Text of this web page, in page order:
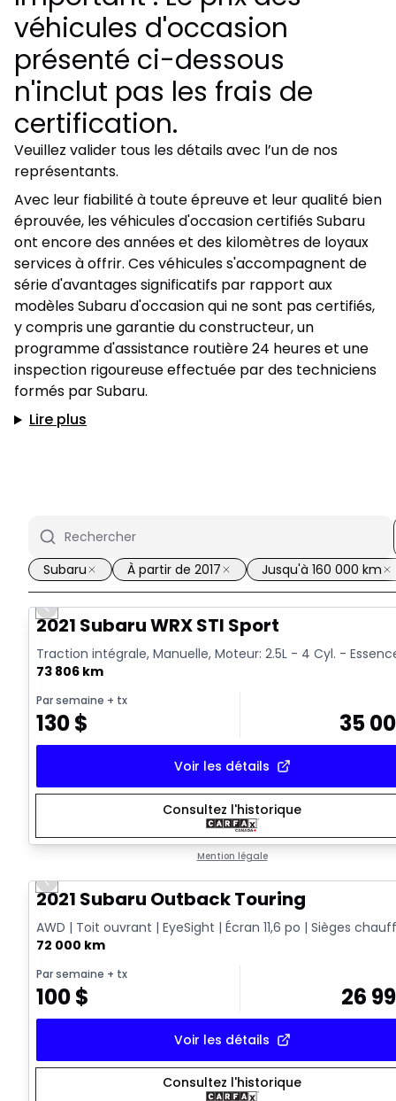
véhicules d'occasion
présenté ci-dessous
n'inclut pas les frais de
certification.
Veuillez valider tous les détails avec l’un de nos
représentants.
Avec leur fiabilité à toute épreuve et leur qualité bien
éprouvée, les véhicules d'occasion certifiés Subaru
ont encore des années et des kilomètres de loyaux
services à offrir. Ces véhicules s'accompagnent de
série d'avantages significatifs par rapport aux
modèles Subaru d'occasion qui ne sont pas certifiés,
y compris une garantie du constructeur, un
programme d'assistance routière 24 heures et une
inspection rigoureuse effectuée par des techniciens
formés par Subaru.
Lire plus
Subaru À partir de 2017 Jusqu'à 160 000 km
Vidéo disponible
Previous slide
2021 Subaru WRX STI Sport
Traction intégrale, Manuelle, Moteur: 2.5L - 4 Cyl. -
73 806 km
Par semaine + tx
130$ 35
Voir les détails
Consultez l'historique
Mention légale
Previous slide
2021 Subaru Outback Touring
AWD | Toit ouvrant | EyeSight | Écran 11,6 po | Sièges
72 000 km
Par semaine + tx
100$ 26
Voir les détails
Consultez l'historique